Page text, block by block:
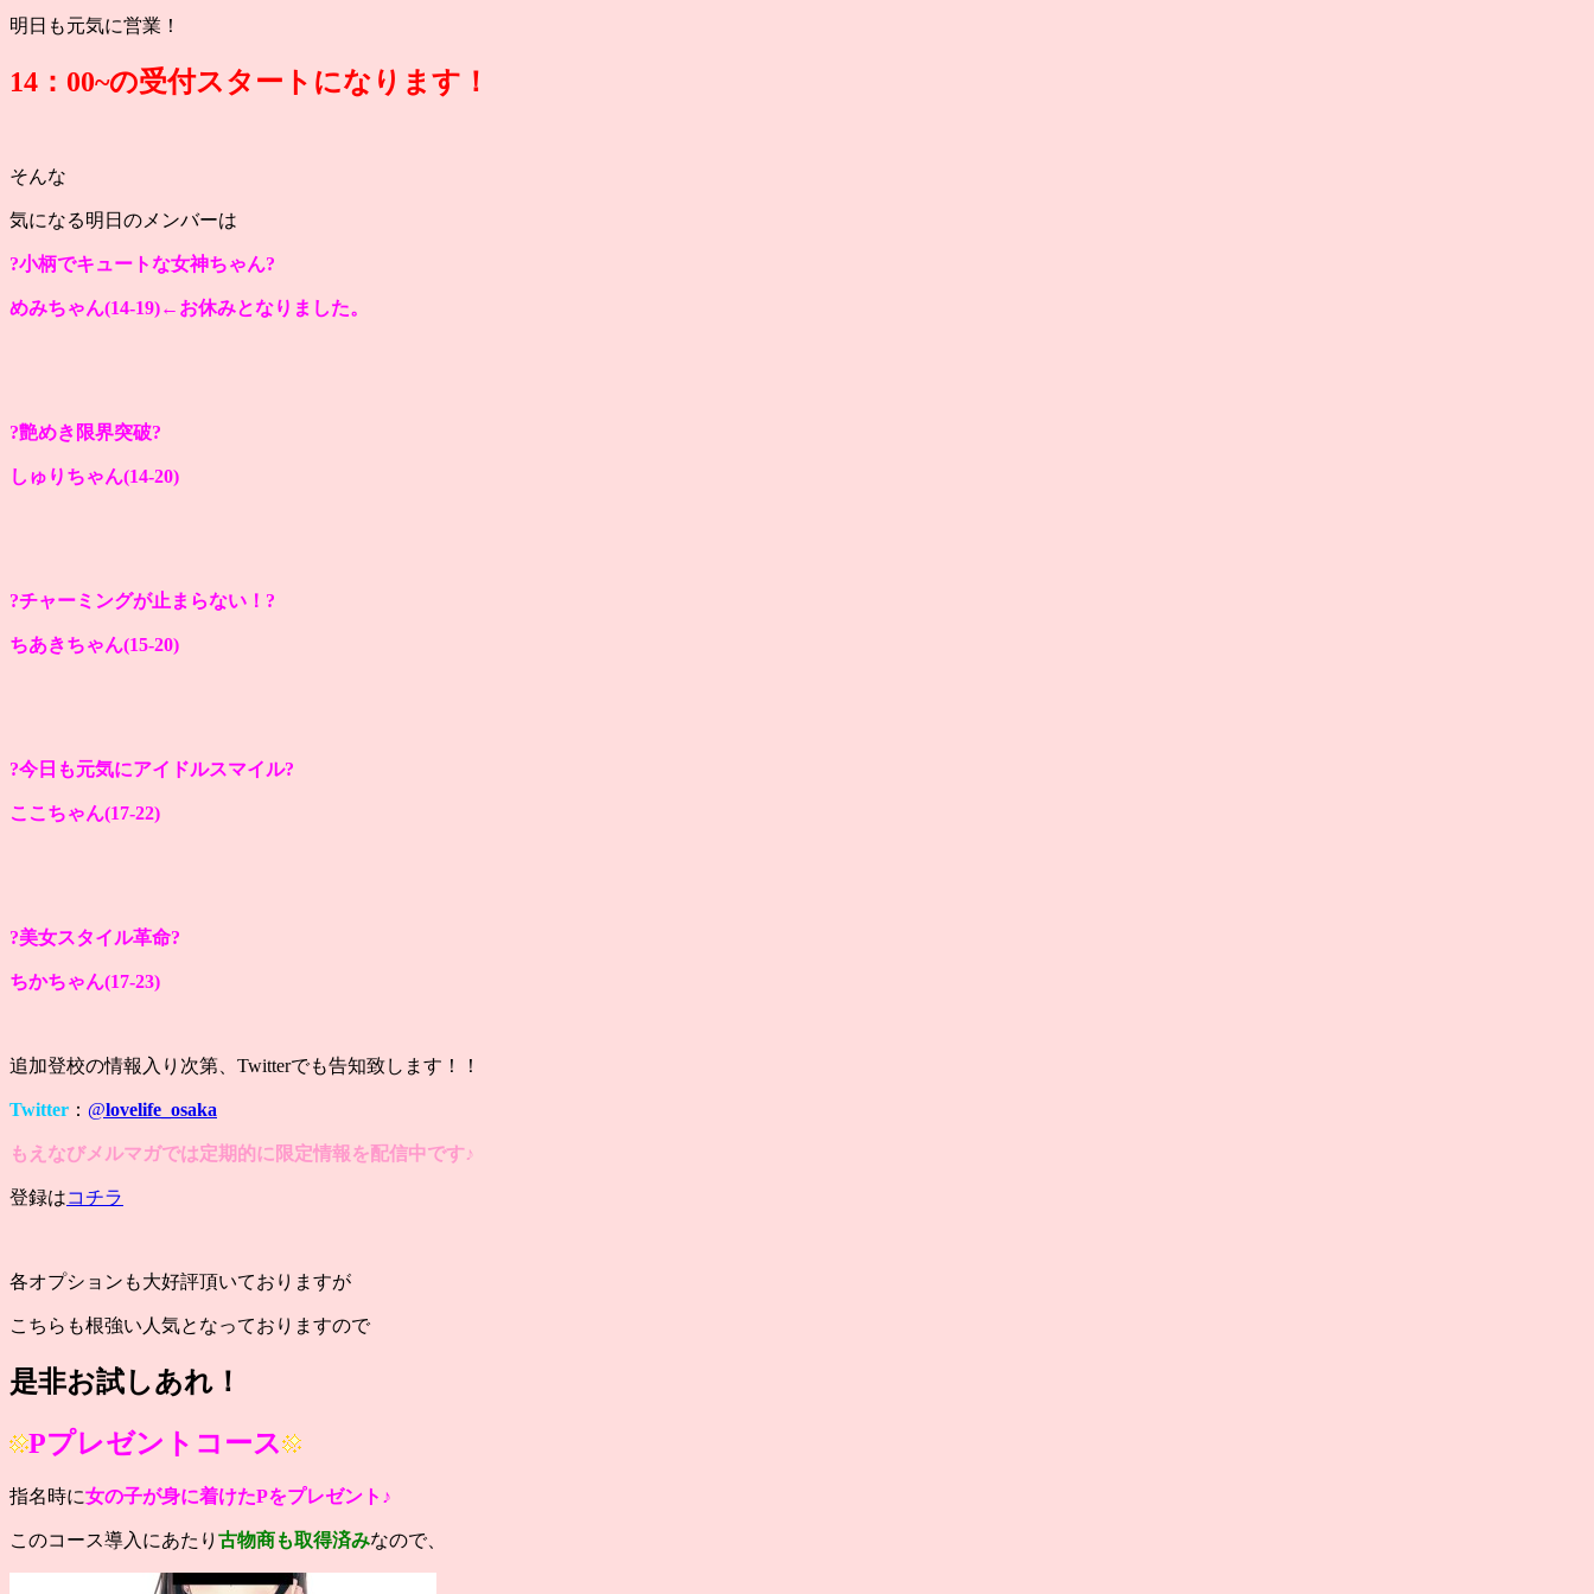
明日も元気に営業！
14：00~の受付スタートになります！
そんな
気になる明日のメンバーは
?小柄でキュートな女神ちゃん?
めみちゃん(14-19)←お休みとなりました。
?艶めき限界突破?
しゅりちゃん(14-20)
?チャーミングが止まらない！?
ちあきちゃん(15-20)
?今日も元気にアイドルスマイル?
ここちゃん(17-22)
?美女スタイル革命?
ちかちゃん(17-23)
追加登校の情報入り次第、Twitterでも告知致します！！
Twitter ： @lovelife_osaka
もえなびメルマガでは定期的に限定情報を配信中です♪
登録はコチラ
各オプションも大好評頂いておりますが
こちらも根強い人気となっておりますので
是非お試しあれ！
Pプレゼントコース
指名時に女の子が身に着けたPをプレゼント♪
このコース導入にあたり 古物商も取得済みなので、